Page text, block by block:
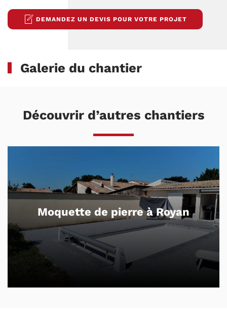
DEMANDEZ UN DEVIS POUR VOTRE PROJET
Galerie du chantier
Découvrir d’autres chantiers
Béton drainant et dalles sur plots
à Royan